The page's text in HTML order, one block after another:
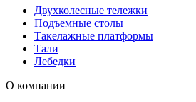
Двухколесные тележки
Подъемные столы
Такелажные платформы
Тали
Лебедки
О компании